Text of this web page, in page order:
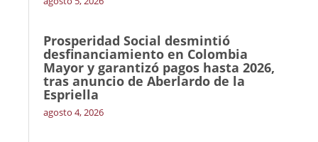
Prosperidad Social desmintió
desfinanciamiento en Colombia
Mayor y garantizó pagos hasta 2026,
tras anuncio de Aberlardo de la
Espriella
agosto 4, 2026